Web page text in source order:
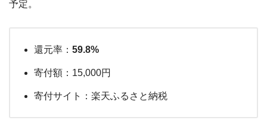
予定。
還元率： 59.8%
寄付額：15,000円
寄付サイト：楽天ふるさと納税